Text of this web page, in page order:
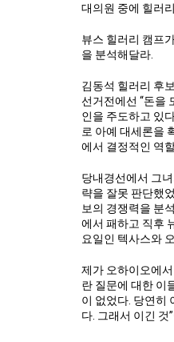
대의원 중에 힐러
뷰스 힐러리 캠프
을 분석해달라.
김동석 힐러리 후
선거전에선 “돈을
인을 주도하고 있
로 아예 대세론을
에서 결정적인 역
당내경선에서 그
략을 잘못 판단했
보의 경쟁력을 분
에서 패하고 직후
요일인 텍사스와
제가 오하이오에
란 질문에 대한 이
이 없었다. 당연히
다. 그래서 이긴 것